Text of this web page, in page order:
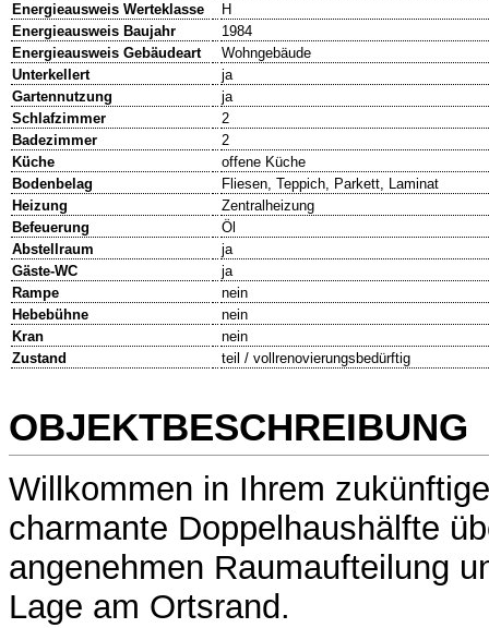
Energieausweis Werteklasse
H
Energieausweis Baujahr
1984
Energieausweis Gebäudeart
Wohngebäude
Unterkellert
ja
Gartennutzung
ja
Schlafzimmer
2
Badezimmer
2
Küche
offene Küche
Bodenbelag
Fliesen, Teppich, Parkett, Laminat
Heizung
Zentralheizung
Befeuerung
Öl
Abstellraum
ja
Gäste-WC
ja
Rampe
nein
Hebebühne
nein
Kran
nein
Zustand
teil / vollrenovierungsbedürftig
OBJEKTBESCHREIBUNG
Willkommen in Ihrem
charmante Doppelhaushälfte
angenehmen Raumaufteilung
Lage am Ortsrand.